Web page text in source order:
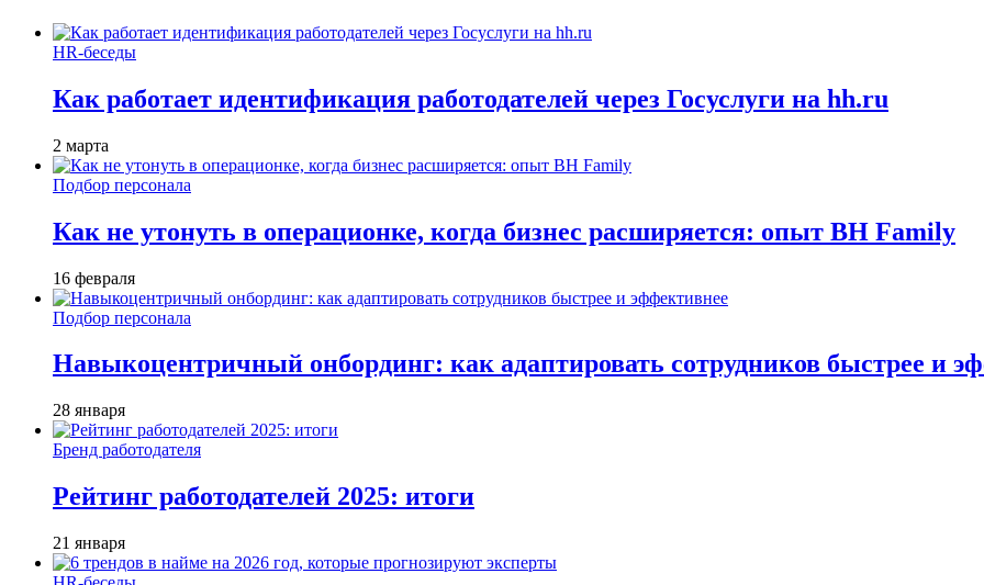
HR-беседы
Как работает идентификация работодателей через Госуслуги на hh.ru
2 марта
Подбор персонала
Как не утонуть в операционке, когда бизнес расширяется: опыт BH Family
16 февраля
Подбор персонала
Навыкоцентричный онбординг: как адаптировать сотрудников быстрее и
28 января
Бренд работодателя
Рейтинг работодателей 2025: итоги
21 января